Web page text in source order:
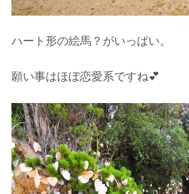
ハート形の絵馬？がいっぱい。
願い事はほぼ恋愛系ですね💕